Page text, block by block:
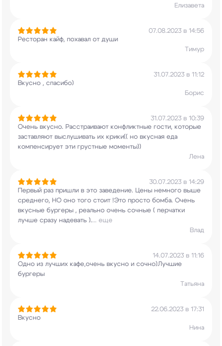
Елизавета
07.08.2023 в 14:56
Ресторан кайф, похавал от души
Тимур
31.07.2023 в 11:12
Вкусно , спасибо)
Борис
31.07.2023 в 10:39
Очень вкусно. Расстраивают конфликтные гости, которые
заставляют выслушивать их крики(( но вкусная еда
компенсирует эти грустные моменты))
Лена
30.07.2023 в 14:29
Первый раз пришли в это заведение. Цены немного выше
среднего, НО оно того стоит !Это просто бомба. Очень
вкусные бургеры , реально очень сочные ( перчатки
лучше сразу надевать ).... еще
Влад
14.07.2023 в 11:16
Одно из лучших кафе,очень вкусно и сочно)Лучшие
бургеры
Татьяна
22.06.2023 в 17:31
Вкусно
Нина